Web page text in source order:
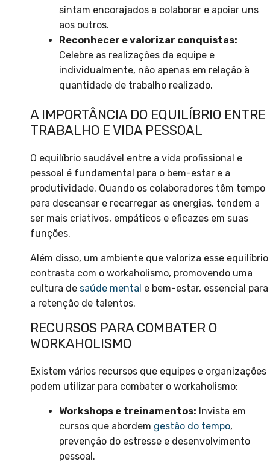
sintam encorajados a colaborar e apoiar uns
aos outros.
Reconhecer e valorizar conquistas:
Celebre as realizações da equipe e
individualmente, não apenas em relação à
quantidade de trabalho realizado.
A IMPORTÂNCIA DO EQUILÍBRIO ENTRE
TRABALHO E VIDA PESSOAL
O equilíbrio saudável entre a vida profissional e
pessoal é fundamental para o bem-estar e a
produtividade. Quando os colaboradores têm tempo
para descansar e recarregar as energias, tendem a
ser mais criativos, empáticos e eficazes em suas
funções.
Além disso, um ambiente que valoriza esse equilíbrio
contrasta com o workaholismo, promovendo uma
cultura de saúde mental e bem-estar, essencial para
a retenção de talentos.
RECURSOS PARA COMBATER O
WORKAHOLISMO
Existem vários recursos que equipes e organizações
podem utilizar para combater o workaholismo:
Workshops e treinamentos: Invista em
cursos que abordem gestão do tempo,
prevenção do estresse e desenvolvimento
pessoal.